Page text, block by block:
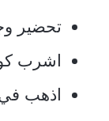
تحضير
اشرب
اذهب في